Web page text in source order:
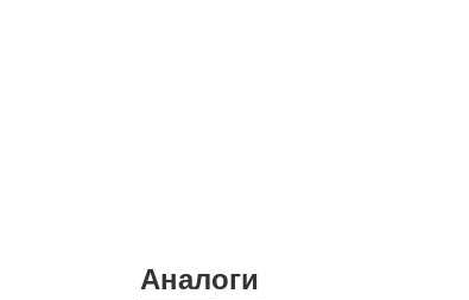
Аналоги